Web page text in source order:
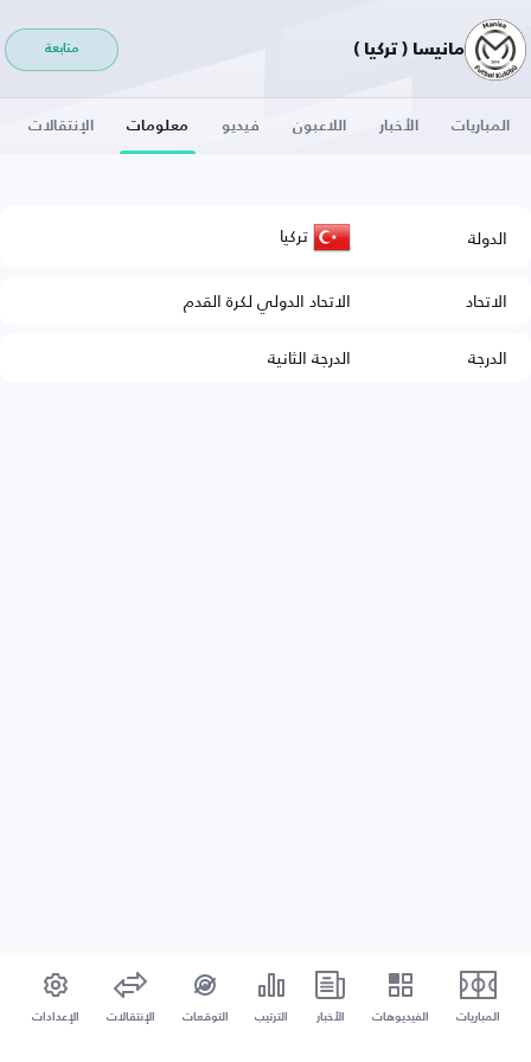
مانيسا ( تركيا ) متابعة
المباريات الأخبار اللاعبون فيديو معلومات الإنتقالات
الدولة تركيا
الاتحاد
الاتحاد الدولي لكرة القدم
الدرجة
الدرجة الثانية
المباريات الفيديوهات الأخبار الترتيب التوقعات الإنتقالات الإعدادات